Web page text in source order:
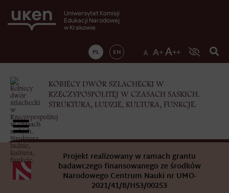
Uniwersytet Komisji
Edukacji Narodowej
w Krakowie
PL EN
KOBIECY DWÓR SZLACHECKI W
RZECZYPOSPOLITEJ W CZASACH SASKICH.
STRUKTURA, LUDZIE, KULTURA, FUNKCJE.
Projekt realizowany w ramach grantu
badawczego finansowanego ze środków
Narodowego Centrum Nauki nr UMO-
2021/41/B/HS3/00253